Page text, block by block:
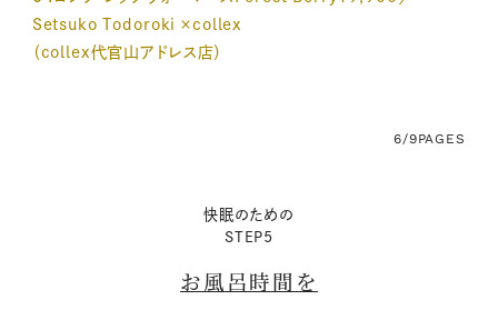
Setsuko Todoroki ×collex
（collex代官山アドレス店）
6/9PAGES
快眠のための
STEP5
お風呂時間を